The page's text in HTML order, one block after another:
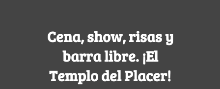
Cena, show, risas y
barra libre. ¡El
Templo del Placer!